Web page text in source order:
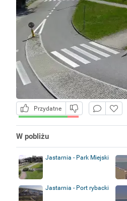
Przydatne
W pobliżu
Jastarnia - Park Miejski
Jastarnia - Port rybacki